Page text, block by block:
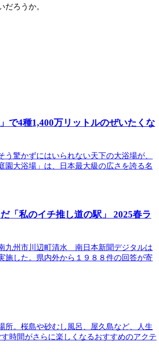
ろうか。
で4種1,400万リットルのぜいたくな
驚かずにはいられない天下の大浴場が、
園大浴場」は、日本最大級の広さを誇る名
「私のイチ推し道の駅」 2025春ラ
九州市川辺町清水 南日本新聞デジタルは
施した。県内外から１９８８件の回答が寄
所。桜島や砂むし風呂、屋久島など、人生
時間がさらに楽しくなるおすすめのアクテ